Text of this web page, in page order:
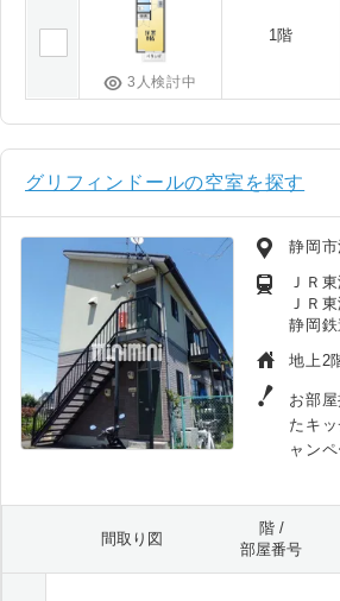
3人検討中
1階
グリフィンドールの空室を探す
静岡
ＪＲ
ＪＲ
静岡
地上2
お部
たキ
ャン
間取り図
階 /
部屋番号